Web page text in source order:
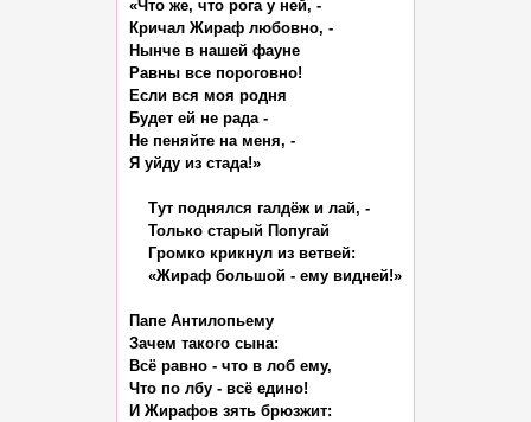
«Что же, что рога у ней, -
Кричал Жираф любовно, -
Нынче в нашей фауне
Равны все пороговно!
Если вся моя родня
Будет ей не рада -
Не пеняйте на меня, -
Я уйду из стада!»
    Тут поднялся галдёж и лай, -
    Только старый Попугай
    Громко крикнул из ветвей:
    «Жираф большой - ему видней!»
Папе Антилопьему
Зачем такого сына:
Всё равно - что в лоб ему,
Что по лбу - всё едино!
И Жирафов зять брюзжит: